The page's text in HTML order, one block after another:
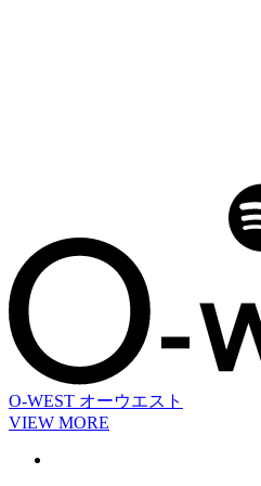
O-WEST オーウエスト
VIEW MORE